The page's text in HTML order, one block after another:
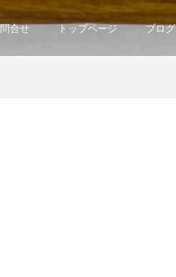
合せ トップページ ブログ